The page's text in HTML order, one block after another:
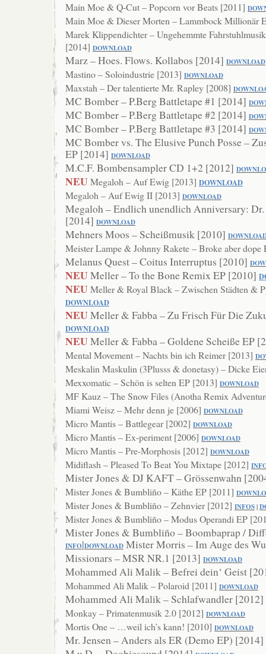
Main Moe & Q-Cut – Popcorn vor Beats [2011]
Main Moe & Dieser Morten – Lammbock Millionär
Marek Klippendichter – Ungehemmte
[2014] DOWNLOAD
Marz – Hoes. Flows. Kollabos [2014] DOWNLOAD
Mastino – Soloindustrie [2013] DOWNLOAD
Maxstah – Der talentierte Mr. Rapley [2008]
MC Bomber – P.Berg Battletape #1 [2014]
MC Bomber – P.Berg Battletape #2 [2014]
MC Bomber – P.Berg Battletape #3 [2014]
MC Bomber vs. The Elusive Punch Posse –
EP [2014] DOWNLOAD
M.C.F. Bombensampler CD 1+2 [2012]
NEUMegaloh – Auf Ewig [2013] DOWNLOAD
Megaloh – Auf Ewig II [2013] DOWNLOAD
Megaloh – Endlich unendlich Anniversary:
[2014] DOWNLOAD
Mehners Moos – Scheißmusik [2010]
Meister Lampe & Johnny Rakete – Broke aber
Melanus Quest – Coitus Interruptus [2010]
NEUMeller – To the Bone Remix EP [2010]
NEUMeller & Royal Black – Zwischen Städten &
DOWNLOAD
NEUMeller & Fabba – Zu Frisch Für Die
DOWNLOAD
NEUMeller & Fabba – Goldene Scheiße EP
Mental Movement – Nachts bin ich Reimer [2013]
Meskalin Maskulin (3Plusss & donetasy) – Dicke
Mexxomatic – Schön is selten EP [2013] DOWNLOAD
MF Kauz – The Snow Files (Anotha Remix
Miami Weisz – Mehr denn je [2006] DOWNLOAD
Micro Mantis – Battlegear [2002] DOWNLOAD
Micro Mantis – Ex-periment [2006] DOWNLOAD
Micro Mantis – Pre-Morphosis [2012] DOWNLOAD
Midiflash – Pleased To Beat You Mixtape [2012]
Mister Jones & DJ KAFT – Grössenwahn
Mister Jones & Bumbliño – Käthe EP [2011]
Mister Jones & Bumbliño – Zehnvier [2012] INFOS|
Mister Jones & Bumbliño – Modus Operandi EP
Mister Jones & Bumbliño – Boombaprap /
INFO|DOWNLOAD Mister Morris – Im Auge des
Missionars – MSR NR.1 [2013] DOWNLOAD
Mohammed Ali Malik – Befrei dein‘ Geist
Mohammed Ali Malik – Polaroid [2011] DOWNLOAD
Mohammed Ali Malik – Schlafwandler [2012]
Monkay – Primatenmusik 2.0 [2012] DOWNLOAD
Mortis One – …weil ich’s kann! [2010] DOWNLOAD
Mr. Jensen – Anders als ER (Demo EP) [2014]